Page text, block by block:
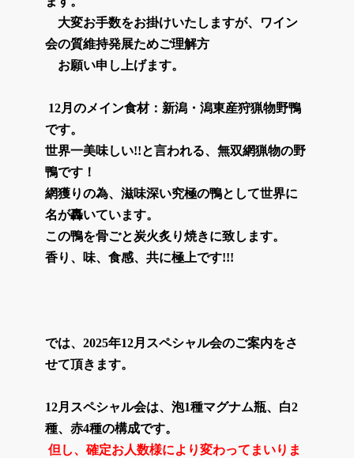
大変お手数をお掛けいたしますが、ワイン
会の質維持発展ためご理解方
お願い申し上げます。
12月のメイン食材：新潟・潟東産狩猟物野鴨
です。
世界一美味しい!!と言われる、無双網猟物の野
鴨です！
網獲りの為、滋味深い究極の鴨として世界に
名が轟いています。
この鴨を骨ごと炭火炙り焼きに致します。
香り、味、食感、共に極上です!!!
では、2025年12月スペシャル会のご案内をさ
せて頂きます。
12月スペシャル会は、泡1種マグナム瓶、白2
種、赤4種の構成です。
但し、確定お人数様により変わってまいりま